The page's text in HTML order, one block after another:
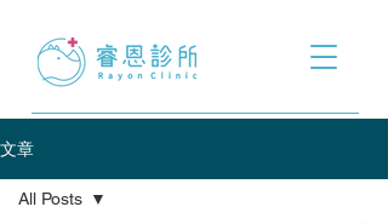
文章
All Posts